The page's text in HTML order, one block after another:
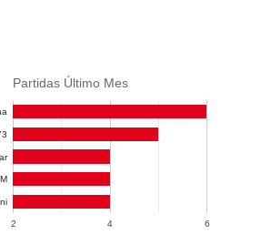
Partidas Último Mes
2 4 6